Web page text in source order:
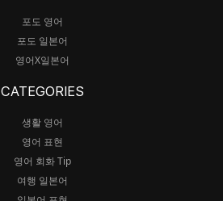
포도 영어
포도 일본어
영어X일본어
CATEGORIES
생활 영어
영어 표현
영어 회화 Tip
여행 일본어